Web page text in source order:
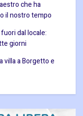
che ha
il nostro tempo
dal locale:
giorni
villa a Borgetto e